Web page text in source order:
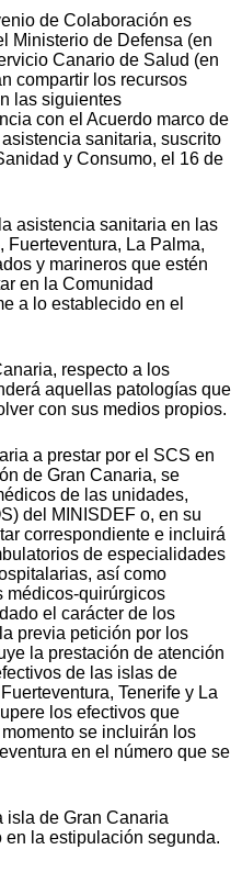
de Colaboración es
Ministerio de Defensa (en
Canario de Salud (en
compartir los recursos
las siguientes
con el Acuerdo marco de
sanitaria, suscrito
y Consumo, el 16 de
asistencia sanitaria en las
Fuerteventura, La Palma,
y marineros que estén
en la Comunidad
a lo establecido en el
respecto a los
aquellas patologías que
con sus medios propios.
a prestar por el SCS en
de Gran Canaria, se
de las unidades,
del MINISDEF o, en su
correspondiente e incluirá
de especialidades
así como
médicos-quirúrgicos
el carácter de los
previa petición por los
la prestación de atención
de las islas de
Tenerife y La
los efectivos que
se incluirán los
en el número que se
isla de Gran Canaria
la estipulación segunda.